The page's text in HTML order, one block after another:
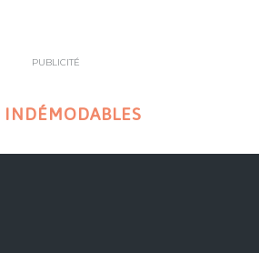
PUBLICITÉ
INDÉMODABLES